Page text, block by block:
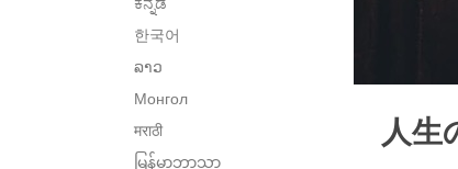
ಕನ್ನಡ
한국어
ລາວ
Монгол
मराठी
မြန်မာဘာသာ
人生